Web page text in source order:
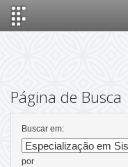
Página de Busca
Buscar em:
por